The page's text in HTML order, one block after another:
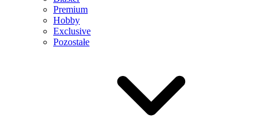
Premium
Hobby
Exclusive
Pozostałe